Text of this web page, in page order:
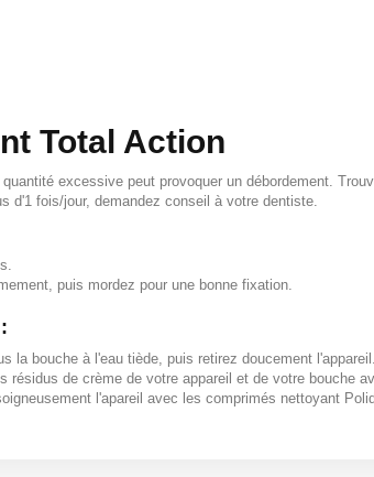
Total Action
excessive peut provoquer un débordement.
d'1 fois/jour, demandez conseil à votre dentiste.
puis mordez pour une bonne fixation.
la bouche à l'eau tiède, puis retirez doucement l'appareil.
résidus de crème de votre appareil et de votre bouche
l'apareil avec les comprimés nettoyant